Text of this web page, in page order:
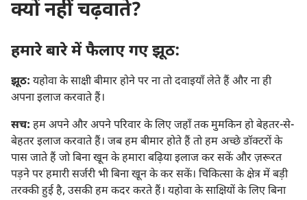
क्यों नहीं चढ़वाते?
हमारे बारे में फैलाए गए झूठ:
झूठ: यहोवा के साक्षी बीमार होने पर ना तो दवाइयाँ लेते हैं और ना ही
अपना इलाज करवाते हैं।
सच: हम अपने और अपने परिवार के लिए जहाँ तक मुमकिन हो बेहतर-से-
बेहतर इलाज करवाते हैं। जब हम बीमार होते हैं तो हम अच्छे डॉक्टरों के
पास जाते हैं जो बिना खून के हमारा बढ़िया इलाज कर सकें और ज़रूरत
पड़ने पर हमारी सर्जरी भी बिना खून के कर सकें। चिकित्सा के क्षेत्र में बड़ी
तरक्की हुई है, उसकी हम कदर करते हैं। यहोवा के साक्षियों के लिए बिना